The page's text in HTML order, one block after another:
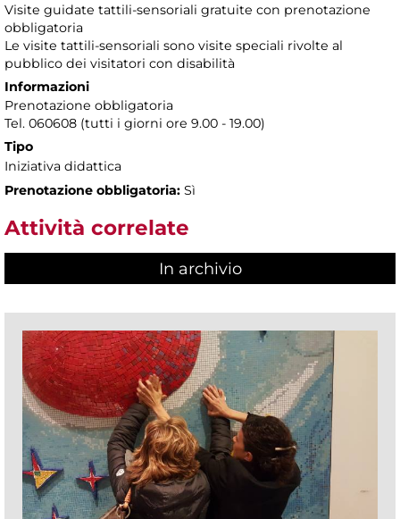
Visite guidate tattili-sensoriali gratuite con prenotazione
obbligatoria
Le visite tattili-sensoriali sono visite speciali rivolte al
pubblico dei visitatori con disabilità
Informazioni
Prenotazione obbligatoria
Tel. 060608 (tutti i giorni ore 9.00 - 19.00)
Tipo
Iniziativa didattica
Prenotazione obbligatoria: Sì
Attività correlate
In archivio